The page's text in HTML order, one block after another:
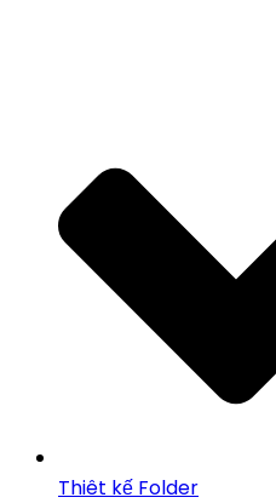
Thiêt kế Folder